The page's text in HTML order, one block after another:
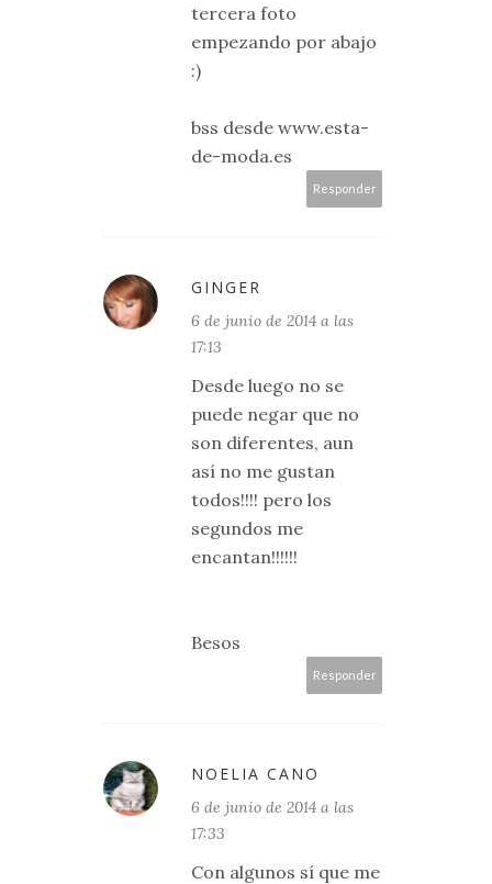
tercera foto
empezando por abajo
:)
bss desde www.esta-
de-moda.es
Responder
GINGER
6 de junio de 2014 a las
17:13
Desde luego no se
puede negar que no
son diferentes, aun
así no me gustan
todos!!!! pero los
segundos me
encantan!!!!!!
Besos
Responder
NOELIA CANO
6 de junio de 2014 a las
17:33
Con algunos sí que me